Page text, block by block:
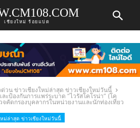
เชียงใหม่ ร้อยแปด
วน ข่าวเชียงใหม่ล่าสุด ข่าวเชียงใหม่วันนี้
ะป้องกันการแพร่ระบาด “ไวรัสโคโรน่า” (โค
จคัดกรองบุคลากรในหน่วยงานและนักท่องเที่ยว
ม่ล่าสุด ข่าวเชียงใหม่วันนี้